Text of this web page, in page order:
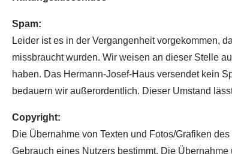
Spam:
Leider ist es in der Vergangenheit vorgekommen,
missbraucht wurden. Wir weisen an dieser Stelle
haben. Das Hermann-Josef-Haus versendet kein
bedauern wir außerordentlich. Dieser Umstand
Copyright:
Die Übernahme von Texten und Fotos/Grafiken
Gebrauch eines Nutzers bestimmt. Die